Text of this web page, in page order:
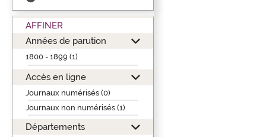
AFFINER
Années de parution
1800 - 1899 (1)
Accès en ligne
Journaux numérisés (0)
Journaux non numérisés (1)
Départements